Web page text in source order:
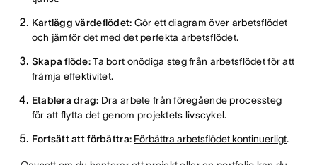
Kartlägg värdeflödet: Gör ett diagram över arbetsflödet
och jämför det med det perfekta arbetsflödet.
Skapa flöde:Ta bort onödiga steg från arbetsflödet för att
främja effektivitet.
Etablera drag: Dra arbete från föregående processteg
för att flytta det genom projektets livscykel.
Fortsätt att förbättra: Förbättra arbetsflödet kontinuerligt.